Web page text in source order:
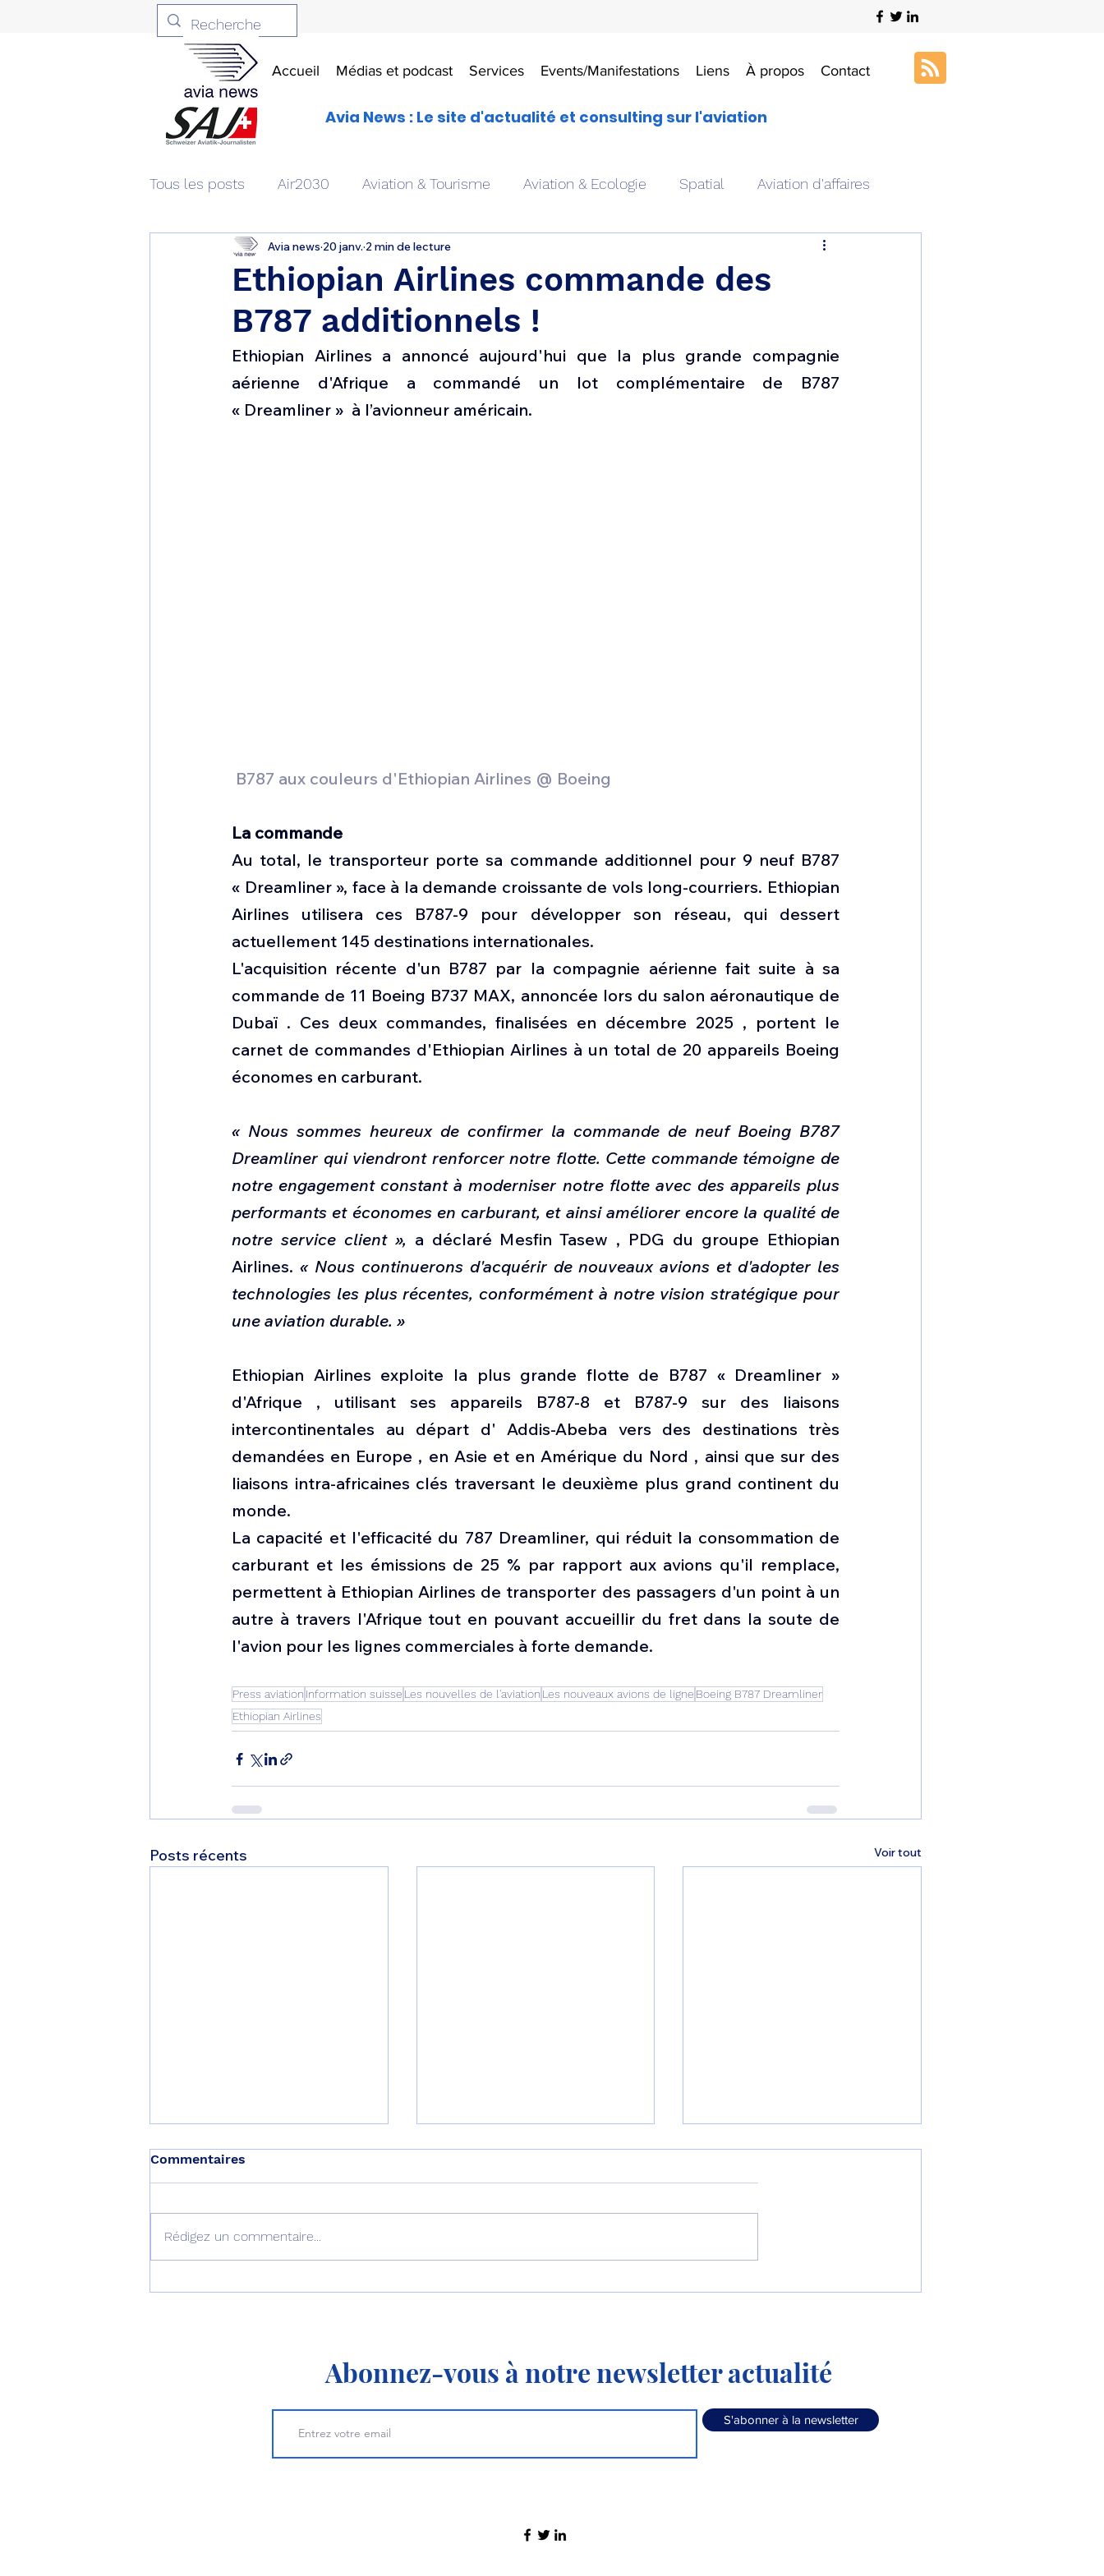
Accueil Médias et podcast Services Events/Manifestations Liens À propos Contact
Avia News : Le site d'actualité et consulting sur l'aviation
Tous les posts Air2030 Aviation & Tourisme Aviation & Ecologie Spatial Aviation d'affaires
Aviation & Défense Livres Drones aériens Art & Aviation
Patrimoine aéronautique Avionique & pilotage
1 er avril Motorisation Défense sol-air DSA Amphibie Drones Composante ESPACE
Ethiopian Airlines commande des
B787 additionnels !
Avia news 20 janv. 2 min de lecture
Ethiopian Airlines a annoncé aujourd'hui que la plus grande compagnie
aérienne d'Afrique a commandé un lot complémentaire de B787
« Dreamliner »  à l’avionneur américain.
B787 aux couleurs d'Ethiopian Airlines @ Boeing
La commande
Au total, le transporteur porte sa commande additionnel pour 9 neuf B787
« Dreamliner », face à la demande croissante de vols long-courriers. Ethiopian
Airlines utilisera ces B787-9 pour développer son réseau, qui dessert
actuellement 145 destinations internationales.
L'acquisition récente d'un B787 par la compagnie aérienne fait suite à sa
commande de 11 Boeing B737 MAX, annoncée lors du salon aéronautique de
Dubaï . Ces deux commandes, finalisées en décembre 2025 , portent le
carnet de commandes d'Ethiopian Airlines à un total de 20 appareils Boeing
économes en carburant.
« Nous sommes heureux de confirmer la commande de neuf Boeing B787
Dreamliner qui viendront renforcer notre flotte. Cette commande témoigne de
notre engagement constant à moderniser notre flotte avec des appareils plus
performants et économes en carburant, et ainsi améliorer encore la qualité de
notre service client », a déclaré Mesfin Tasew , PDG du groupe Ethiopian
Airlines. « Nous continuerons d'acquérir de nouveaux avions et d'adopter les
technologies les plus récentes, conformément à notre vision stratégique pour
une aviation durable. »
Ethiopian Airlines exploite la plus grande flotte de B787 « Dreamliner »
d'Afrique , utilisant ses appareils B787-8 et B787-9 sur des liaisons
intercontinentales au départ d' Addis-Abeba vers des destinations très
demandées en Europe , en Asie et en Amérique du Nord , ainsi que sur des
liaisons intra-africaines clés traversant le deuxième plus grand continent du
monde.
La capacité et l'efficacité du 787 Dreamliner, qui réduit la consommation de
carburant et les émissions de 25 % par rapport aux avions qu'il remplace,
permettent à Ethiopian Airlines de transporter des passagers d'un point à un
autre à travers l'Afrique tout en pouvant accueillir du fret dans la soute de
l'avion pour les lignes commerciales à forte demande.
Press aviation Information suisse Les nouvelles de l'aviation Les nouveaux avions de ligne Boeing B787 Dreamliner
Ethiopian Airlines
Posts récents Voir tout
Commentaires
Rédigez un commentaire...
Abonnez-vous à notre newsletter actualité
S'abonner à la newsletter